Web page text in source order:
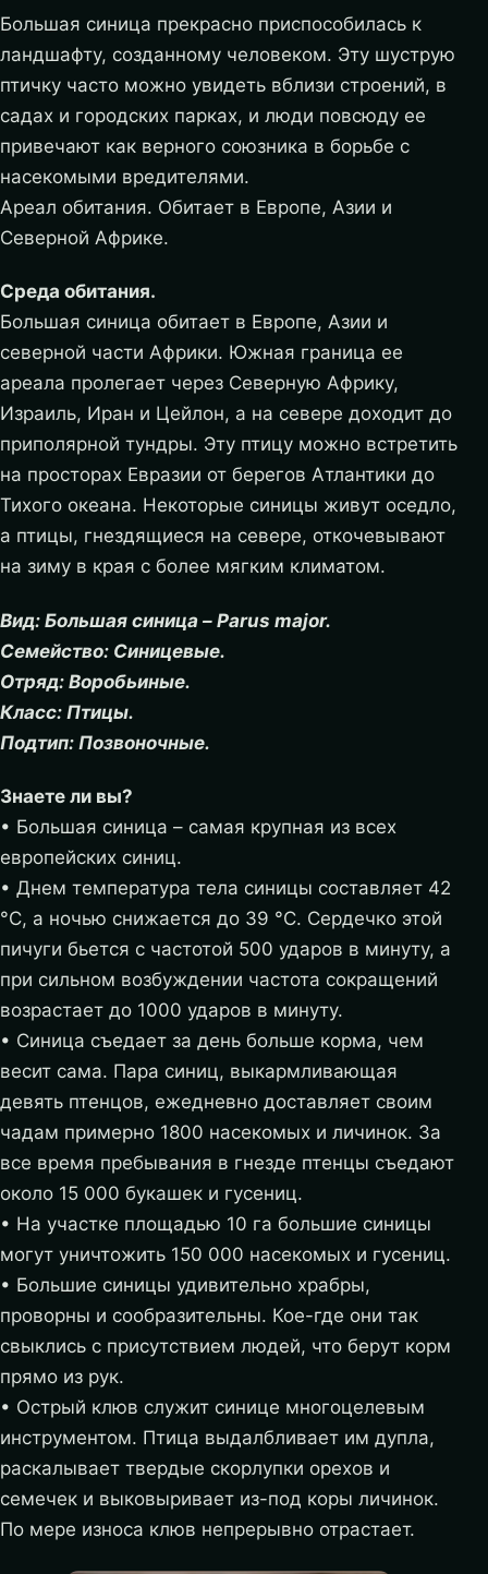
Большая синица прекрасно приспособилась к
ландшафту, созданному человеком. Эту шуструю
птичку часто можно увидеть вблизи строений, в
садах и городских парках, и люди повсюду ее
привечают как верного союзника в борьбе с
насекомыми вредителями.
Ареал обитания. Обитает в Европе, Азии и
Северной Африке.
Среда обитания.
Большая синица обитает в Европе, Азии и
северной части Африки. Южная граница ее
ареала пролегает через Северную Африку,
Израиль, Иран и Цейлон, а на севере доходит до
приполярной тундры. Эту птицу можно встретить
на просторах Евразии от берегов Атлантики до
Тихого океана. Некоторые синицы живут оседло,
а птицы, гнездящиеся на севере, откочевывают
на зиму в края с более мягким климатом.
Вид: Большая синица – Parus major.
Семейство: Синицевые.
Отряд: Воробьиные.
Класс: Птицы.
Подтип: Позвоночные.
Знаете ли вы?
• Большая синица – самая крупная из всех
европейских синиц.
• Днем температура тела синицы составляет 42
°С, а ночью снижается до 39 °С. Сердечко этой
пичуги бьется с частотой 500 ударов в минуту, а
при сильном возбуждении частота сокращений
возрастает до 1000 ударов в минуту.
• Синица съедает за день больше корма, чем
весит сама. Пара синиц, выкармливающая
девять птенцов, ежедневно доставляет своим
чадам примерно 1800 насекомых и личинок. За
все время пребывания в гнезде птенцы съедают
около 15 000 букашек и гусениц.
• На участке площадью 10 га большие синицы
могут уничтожить 150 000 насекомых и гусениц.
• Большие синицы удивительно храбры,
проворны и сообразительны. Кое-где они так
свыклись с присутствием людей, что берут корм
прямо из рук.
• Острый клюв служит синице многоцелевым
инструментом. Птица выдалбливает им дупла,
раскалывает твердые скорлупки орехов и
семечек и выковыривает из-под коры личинок.
По мере износа клюв непрерывно отрастает.